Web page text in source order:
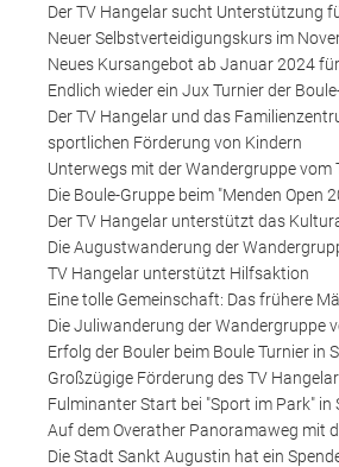
Der TV Hangelar sucht Unterstützung
Neuer Selbstverteidigungskurs im
Neues Kursangebot ab Januar 2024
Endlich wieder ein Jux Turnier der
Der TV Hangelar und das
sportlichen Förderung von Kindern
Unterwegs mit der Wandergruppe vom
Die Boule-Gruppe beim "Menden Open
Der TV Hangelar unterstützt das
Die Augustwanderung der
TV Hangelar unterstützt Hilfsaktion
Eine tolle Gemeinschaft: Das frühere
Die Juliwanderung der Wandergruppe
Erfolg der Bouler beim Boule Turnier in
Großzügige Förderung des TV
Fulminanter Start bei "Sport im Park" in
Auf dem Overather Panoramaweg mit
Die Stadt Sankt Augustin hat ein